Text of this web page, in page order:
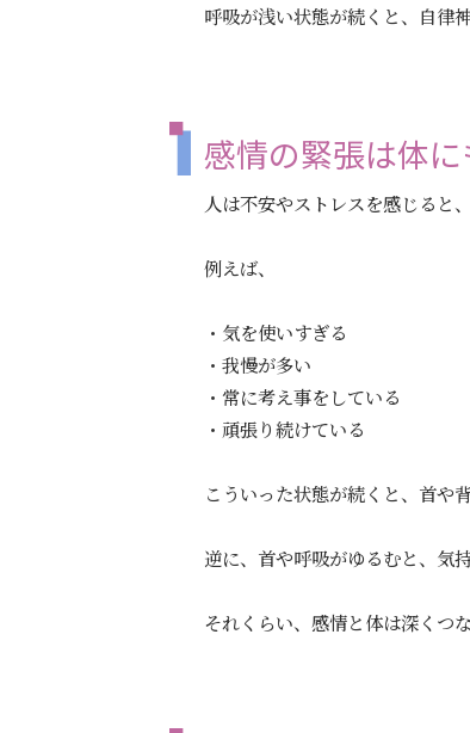
呼吸が浅い状態が続くと、自律
感情の緊張は体に
人は不安やストレスを感じると
例えば、
・気を使いすぎる
・我慢が多い
・常に考え事をしている
・頑張り続けている
こういった状態が続くと、首や
逆に、首や呼吸がゆるむと、気
それくらい、感情と体は深くつ